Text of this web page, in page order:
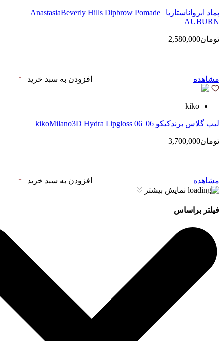
پماد ابرواناستازیا | AnastasiaBeverly Hills Dipbrow Pomade
AUBURN
تومان2,580,000
مشاهده افزودن به سبد خرید
kiko
لیپ گلاس‌ برندکیکو 06 |kikoMilano3D Hydra Lipgloss 06
تومان3,700,000
مشاهده
افزودن به سبد خرید
نمایش بیشتر
فیلتر براساس